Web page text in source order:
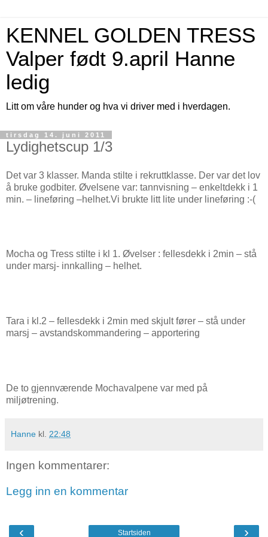
KENNEL GOLDEN TRESS
Valper født 9.april Hanne
ledig
Litt om våre hunder og hva vi driver med i hverdagen.
tirsdag 14. juni 2011
Lydighetscup 1/3
Det var 3 klasser. Manda stilte i rekruttklasse. Der var det lov
å bruke godbiter. Øvelsene var: tannvisning – enkeltdekk i 1
min. – lineføring –helhet.Vi brukte litt lite under lineføring :-(
Mocha og Tress stilte i kl 1. Øvelser : fellesdekk i 2min – stå
under marsj- innkalling – helhet.
Tara i kl.2 – fellesdekk i 2min med skjult fører – stå under
marsj – avstandskommandering – apportering
De to gjennværende Mochavalpene var med på
miljøtrening.
Hanne kl. 22:48
Ingen kommentarer:
Legg inn en kommentar
‹ ›
Startsiden